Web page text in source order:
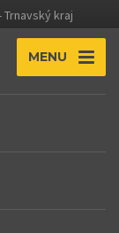
Trnavský kraj
MENU